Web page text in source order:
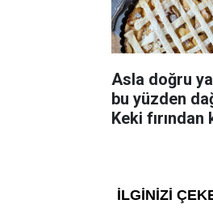
Asla doğru
bu yüzden
Keki fırından